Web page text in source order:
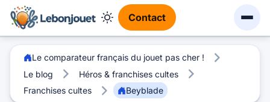
Contact
Le comparateur français du jouet pas cher !
Le blog
Héros & franchises cultes
Franchises cultes
Beyblade